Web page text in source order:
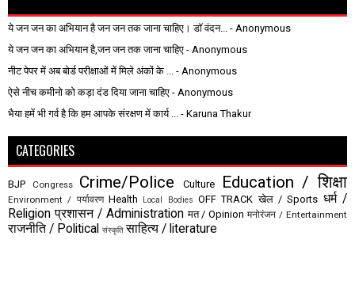
ये जन जन का अभियान है जन जन तक जाना चाहिए। डॉ वंदन...
- Anonymous
ये जन जन का अभियान है,जन जन तक जाना चाहिए - Anonymous
नीट पेपर में अब बोर्ड परीक्षाओं में मिले अंकों के ...
- Anonymous
ऐसे नीच कमीनो को कड़ा दंड दिया जाना चाहिए - Anonymous
भैया हमें भी गर्व है कि हम आपके संरक्षण में कार्य ...
- Karuna Thakur
CATEGORIES
BJP Congress Crime/Police Culture Education / शिक्षा
Environment / पर्यावरण Health Local Bodies OFF TRACK खेल / Sports धर्म /
Religion प्रशासन / Administration मत / Opinion मनोरंजन / Entertainment
राजनीति / Political संस्कृति साहित्य / literature